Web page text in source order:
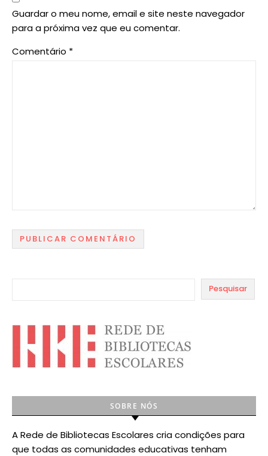
Guardar o meu nome, email e site neste navegador
para a próxima vez que eu comentar.
Comentário *
Pesquisar
SOBRE NÓS
A Rede de Bibliotecas Escolares cria condições para
que todas as comunidades educativas tenham